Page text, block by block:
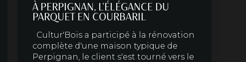
À PERPIGNAN, L'ÉLÉGANCE DU
PARQUET EN COURBARIL
Cultur'Bois a participé à la rénovation
complète d'une maison typique de
Perpignan, le client s'est tourné vers le